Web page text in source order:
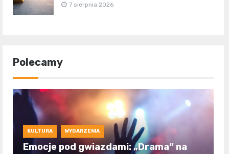
7 sierpnia 2026
Polecamy
KULTURA WYDARZENIA
Emocje pod gwiazdami: „Drama” na